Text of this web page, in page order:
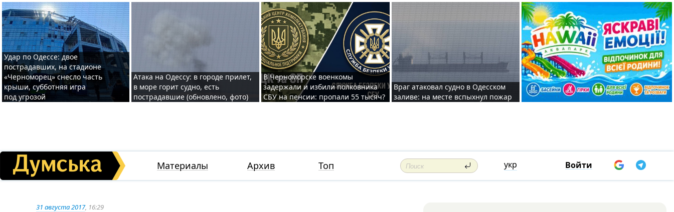
Удар по Одессе: двое
пострадавших, на стадионе
«Черноморец» снесло часть
крыши, субботняя игра
под угрозой
Атака на Одессу: в городе прилет,
в море горит судно, есть
пострадавшие (обновлено, фото)
В Черноморске военкомы
задержали и избили полковника
СБУ на пенсии: пропали 55 тысяч?
Враг атаковал судно в Одесском
заливе: на месте вспыхнул пожар
Материалы Архив Топ укр Войти
31 августа 2017, 16:29